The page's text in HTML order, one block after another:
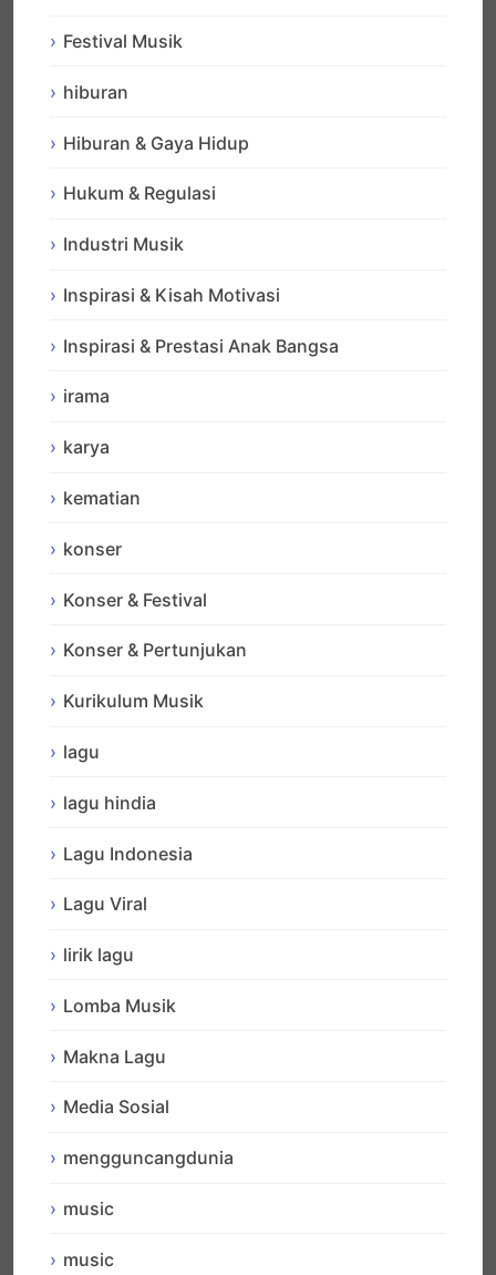
Festival Musik
hiburan
Hiburan & Gaya Hidup
Hukum & Regulasi
Industri Musik
Inspirasi & Kisah Motivasi
Inspirasi & Prestasi Anak Bangsa
irama
karya
kematian
konser
Konser & Festival
Konser & Pertunjukan
Kurikulum Musik
lagu
lagu hindia
Lagu Indonesia
Lagu Viral
lirik lagu
Lomba Musik
Makna Lagu
Media Sosial
mengguncangdunia
music
music